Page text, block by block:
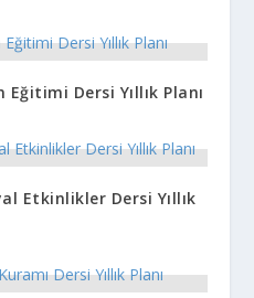
Eğitimi Dersi Yıllık Planı
Etkinlikler Dersi Yıllık